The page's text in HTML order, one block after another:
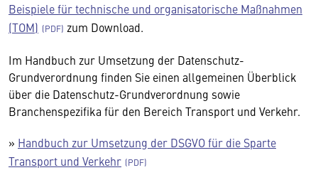
Beispiele für technische und organisatorische Maßnahmen
(TOM)
zum Download.
Im Handbuch zur Umsetzung der Datenschutz-
Grundverordnung finden Sie einen allgemeinen Überblick
über die Datenschutz-Grundverordnung sowie
Branchenspezifika für den Bereich Transport und Verkehr.
» Handbuch zur Umsetzung der DSGVO für die Sparte
Transport und Verkehr